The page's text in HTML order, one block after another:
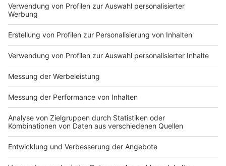
Bei der ganzjährigen Überwachung durch die AGI geht
es unter anderem um den Verlauf und die Stärke der
Atemwegserkrankungen sowie um Merkmale der
jeweils zirkulierenden Erreger. Anhand der Stichprobe
der teilnehmenden Arztpraxen sollen Trends erkannt
werden. Vorrangig geht es dabei um die Grippe, an der
jedes Jahr Tausende Menschen in Deutschland
erkranken. Getestet wird unter anderem auch auf
Rhinoviren, die oft hinter Schnupfen und Erkältungen
stecken.
Anzeige